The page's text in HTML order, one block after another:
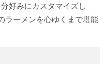
好みにカスタマイズし
ラーメンを心ゆくまで堪能